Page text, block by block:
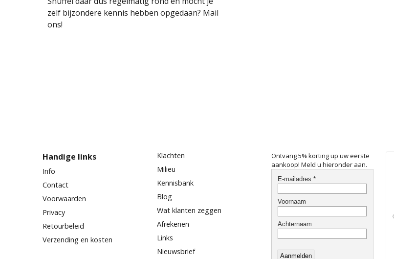
zelf bijzondere kennis hebben opgedaan? Mail
ons!
Handige links
Info
Contact
Voorwaarden
Privacy
Retourbeleid
Verzending en kosten
Klachten
Milieu
Kennisbank
Blog
Wat klanten zeggen
Afrekenen
Links
Nieuwsbrief
Ontvang 5% korting up uw eerste
aankoop! Meld u hieronder aan.